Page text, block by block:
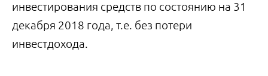
инвестирования средств по состоянию на 31
декабря 2018 года, т.е. без потери
инвестдохода.